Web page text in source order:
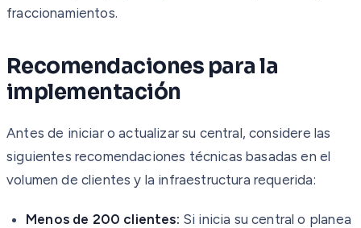
fraccionamientos.
Recomendaciones para la
implementación
Antes de iniciar o actualizar su central, considere las
siguientes recomendaciones técnicas basadas en el
volumen de clientes y la infraestructura requerida:
Menos de 200 clientes: Si inicia su central o planea